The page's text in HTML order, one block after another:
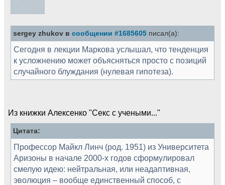
sergey zhukov в сообщении #1685605 писал(а):
Сегодня в лекции Маркова услышал, что тенденция
к усложнению может объясняться просто с позиций
случайного блуждания (нулевая гипотеза).
Из книжки Алексенко "Секс с учеными..."
Цитата:
Профессор Майкл Линч (род. 1951) из Университета
Аризоны в начале 2000-х годов сформулировал
смелую идею: нейтральная, или неадаптивная,
эволюция – вообще единственный способ, с